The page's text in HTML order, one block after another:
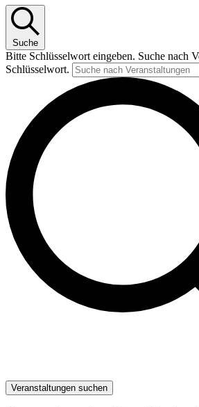
Suche
Bitte Schlüsselwort eingeben. Suche nach
Schlüsselwort.
Veranstaltungen suchen